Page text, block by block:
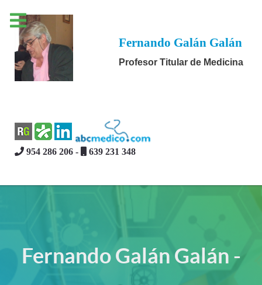
Fernando Galán Galán
Profesor Titular de Medicina
954 286 206 - 639 231 348
Fernando Galán Galán -